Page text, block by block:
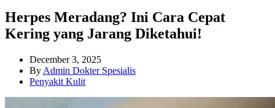
Herpes Meradang? Ini Cara Cepat
Kering yang Jarang Diketahui!
December 3, 2025
By Admin Dokter Spesialis
Penyakit Kulit